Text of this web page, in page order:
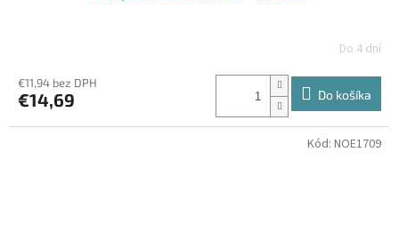
Do 4 dní
€11,94 bez DPH
€14,69 Do košíka
Kód: NOE1709